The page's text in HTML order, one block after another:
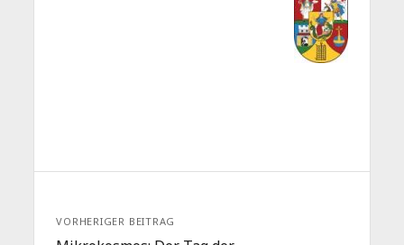
VORHERIGER BEITRAG